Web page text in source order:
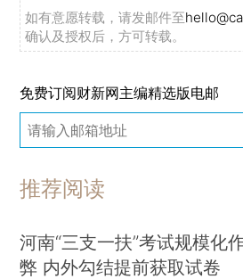
如有意愿转载，请发邮件至
确认及授权后，方可转载。
免费订阅财新网主编精选版电邮
推荐阅读
河南“三支一扶”考试规模化
弊 内外勾结提前获取试卷